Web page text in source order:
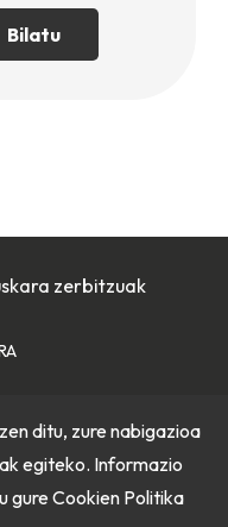
Bilatu
zerbitzuak
ditu, zure nabigazioa
egiteko. Informazio
gureCookien Politika